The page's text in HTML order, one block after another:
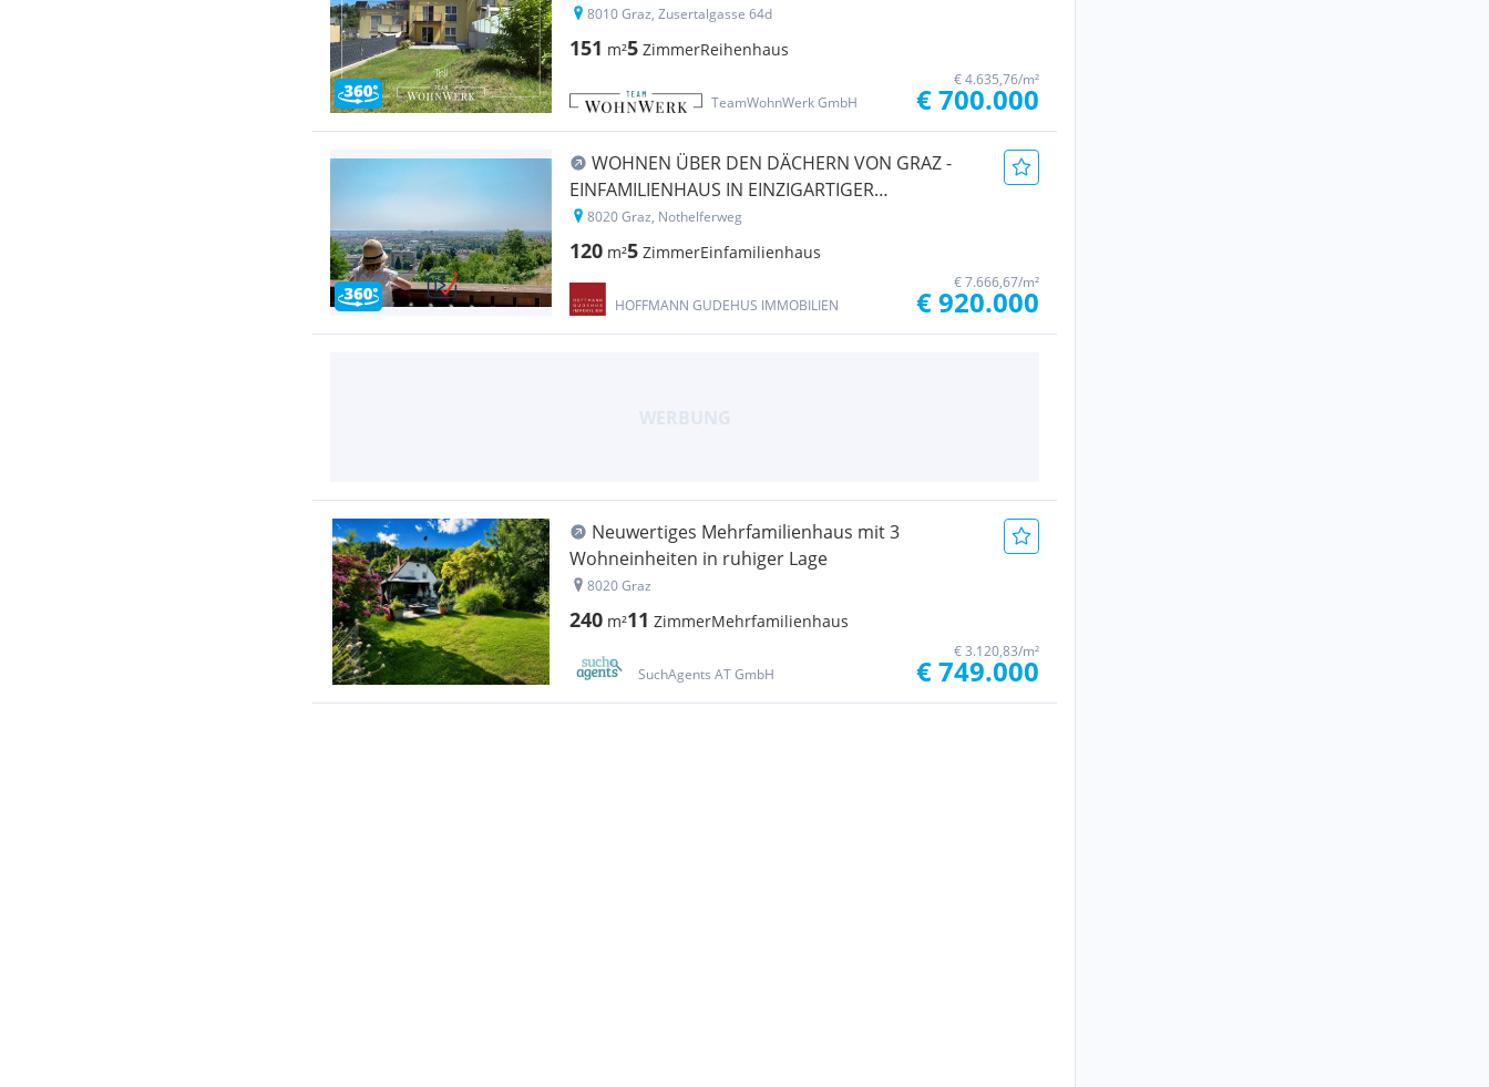
Dachterrasse - Ihr Traumhaus wartet!
8010 Graz, Zusertalgasse 64d
151 m²5 ZimmerReihenhaus
TeamWohnWerk GmbH
€ 4.635,76/m²
€ 700.000
WOHNEN ÜBER DEN DÄCHERN VON GRAZ -
EINFAMILIENHAUS IN EINZIGARTIGER
AUSSICHTSLAGE
8020 Graz, Nothelferweg
120 m²5 ZimmerEinfamilienhaus
HOFFMANN GUDEHUS IMMOBILIEN
€ 7.666,67/m²
€ 920.000
Neuwertiges Mehrfamilienhaus mit 3
Wohneinheiten in ruhiger Lage
8020 Graz
240 m²11 ZimmerMehrfamilienhaus
SuchAgents AT GmbH
€ 3.120,83/m²
€ 749.000